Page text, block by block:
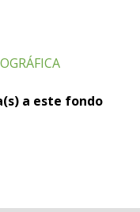
a este fondo